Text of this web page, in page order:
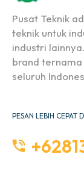
Pusat Teknik
teknik untuk
industri
brand
seluruh
PESAN LEBIH CEPAT